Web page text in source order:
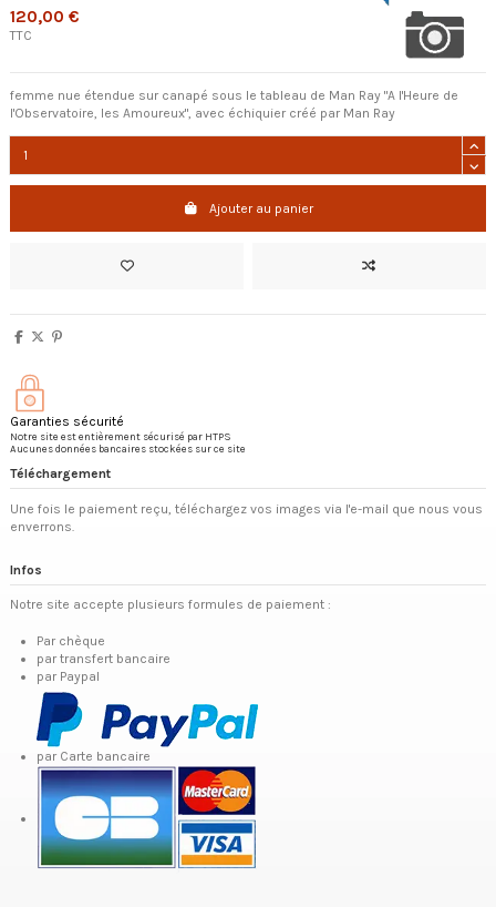
120,00 €
TTC
femme nue étendue sur canapé sous le tableau de Man Ray "A l'Heure de
l'Observatoire, les Amoureux", avec échiquier créé par Man Ray
Ajouter au panier
Garanties sécurité
Notre site est entièrement sécurisé par HTPS
Aucunes données bancaires stockées sur ce site
Téléchargement
Une fois le paiement reçu, téléchargez vos images via l'e-mail que nous vous
enverrons.
Infos
Notre site accepte plusieurs formules de paiement :
Par chèque
par transfert bancaire
par Paypal
par Carte bancaire